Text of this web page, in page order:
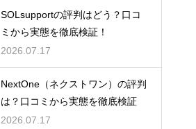
SOLsupportの評判はどう？口コ
ミから実態を徹底検証！
2026.07.17
NextOne（ネクストワン）の評判
は？口コミから実態を徹底検証
2026.07.17